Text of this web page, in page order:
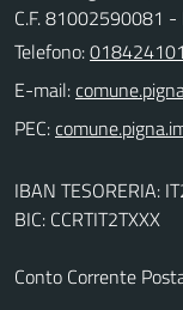
C.F. 81002590081
Telefono:
E-mail:
PEC:
IBAN TESORERIA:
BIC: CCRTIT2TXXX
Conto Corrente